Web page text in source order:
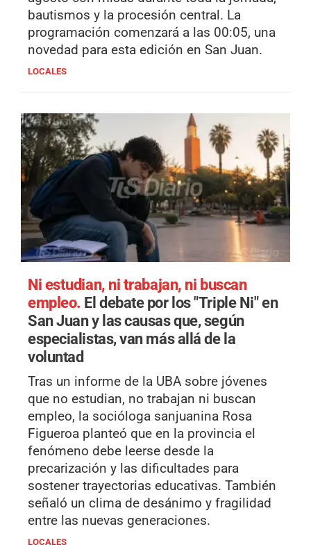
bautismos y la procesión central. La
programación comenzará a las 00:05, una
novedad para esta edición en San Juan.
LOCALES
Ni estudian, ni trabajan, ni buscan
empleo. El debate por los "Triple Ni" en
San Juan y las causas que, según
especialistas, van más allá de la
voluntad
Tras un informe de la UBA sobre jóvenes
que no estudian, no trabajan ni buscan
empleo, la socióloga sanjuanina Rosa
Figueroa planteó que en la provincia el
fenómeno debe leerse desde la
precarización y las dificultades para
sostener trayectorias educativas. También
señaló un clima de desánimo y fragilidad
entre las nuevas generaciones.
LOCALES